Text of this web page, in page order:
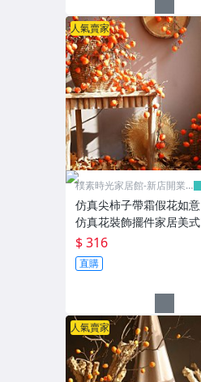
人氣賣家
樸素時光家居館-新店開業
仿真尖柿子帶霜假花如意
仿真花裝飾擺件家居美式
復古植物樹仿生【超過45c
m下宅配】
$ 316
直購
人氣賣家